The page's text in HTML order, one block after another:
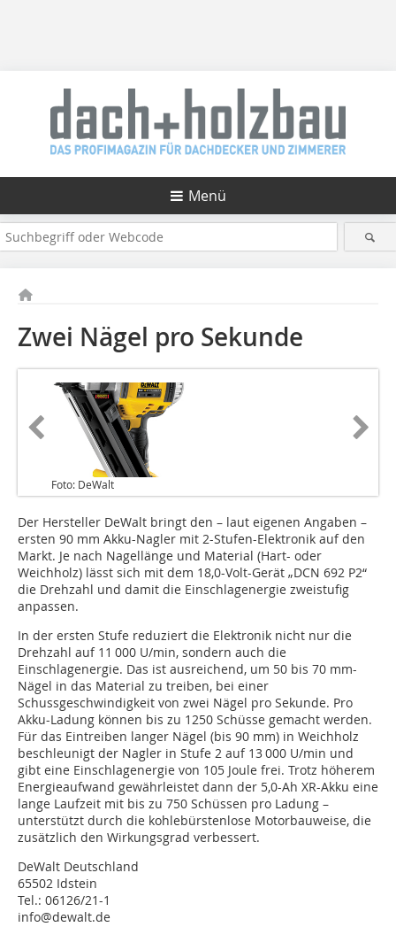
Menü
Zwei Nägel pro Sekunde
Foto: DeWalt
Der Hersteller DeWalt bringt den – laut eigenen Angaben –
ersten 90 mm Akku-Nagler mit 2-Stufen-Elektronik auf den
Markt. Je nach Nagellänge und Material (Hart- oder
Weichholz) lässt sich mit dem 18,0-Volt-Gerät „DCN 692 P2“
die Drehzahl und damit die Einschlagenergie zweistufig
anpassen.
In der ersten Stufe reduziert die Elektronik nicht nur die
Drehzahl auf 11 000 U/min, sondern auch die
Einschlagenergie. Das ist ausreichend, um 50 bis 70 mm-
Nägel in das Material zu treiben, bei einer
Schussgeschwindigkeit von zwei Nägel pro Sekunde. Pro
Akku-Ladung können bis zu 1250 Schüsse gemacht werden.
Für das Eintreiben langer Nägel (bis 90 mm) in Weichholz
beschleunigt der Nagler in Stufe 2 auf 13 000 U/min und
gibt eine Einschlagenergie von 105 Joule frei. Trotz höherem
Energieaufwand gewährleistet dann der 5,0-Ah XR-Akku eine
lange Laufzeit mit bis zu 750 Schüssen pro Ladung –
unterstützt durch die kohlebürstenlose Motorbauweise, die
zusätzlich den Wirkungsgrad verbessert.
DeWalt Deutschland
65502 Idstein
Tel.: 06126/21-1
info@dewalt.de